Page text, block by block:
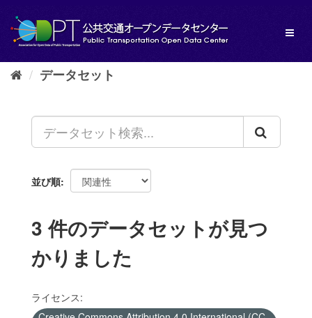
し
データセット
並び順
3 件のデータセットが見つ
かりました
ライセンス: